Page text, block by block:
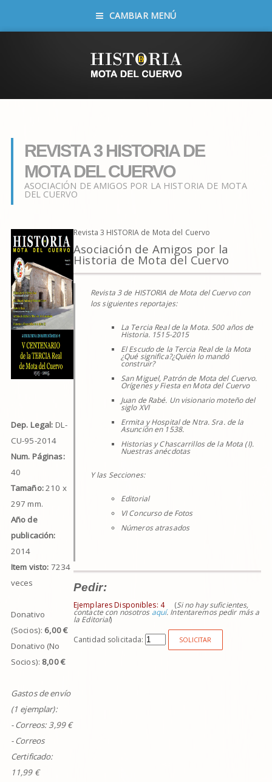
CAMBIAR MENÚ
REVISTA 3 HISTORIA DE
MOTA DEL CUERVO
ASOCIACIÓN DE AMIGOS POR LA HISTORIA DE MOTA
DEL CUERVO
Dep. Legal: DL-
CU-95-2014
Num. Páginas:
40
Tamaño:210 x
297 mm.
Año de
publicación:
2014
Item visto: 7234
veces
Donativo
(Socios): 6,00 €
Donativo (No
Socios): 8,00 €
Gastos de envío
(1 ejemplar):
- Correos:3,99€
- Correos
Certificado:
11,99 €
Revista 3 HISTORIA de Mota del Cuervo
Asociación de Amigos por la
Historia de Mota del Cuervo
Revista 3 de HISTORIA de Mota del Cuervo con
los siguientes reportajes:
La Tercia Real de la Mota. 500 años de
Historia. 1515-2015
El Escudo de la Tercia Real de la Mota
¿Qué significa?¿Quién lo mandó
construir?
San Miguel, Patrón de Mota del Cuervo.
Orígenes y Fiesta en Mota del Cuervo
Juan de Rabé. Un visionario moteño del
siglo XVI
Ermita y Hospital de Ntra. Sra. de la
Asunción en 1538.
Historias y Chascarrillos de la Mota (I).
Nuestras anécdotas
Y las Secciones:
Editorial
VI Concurso de Fotos
Números atrasados
Pedir:
Ejemplares Disponibles: 4(Si no hay suficientes,
contacte con nosotros aquí. Intentaremos pedir más a
la Editorial)
Cantidad solicitada:
SOLICITAR